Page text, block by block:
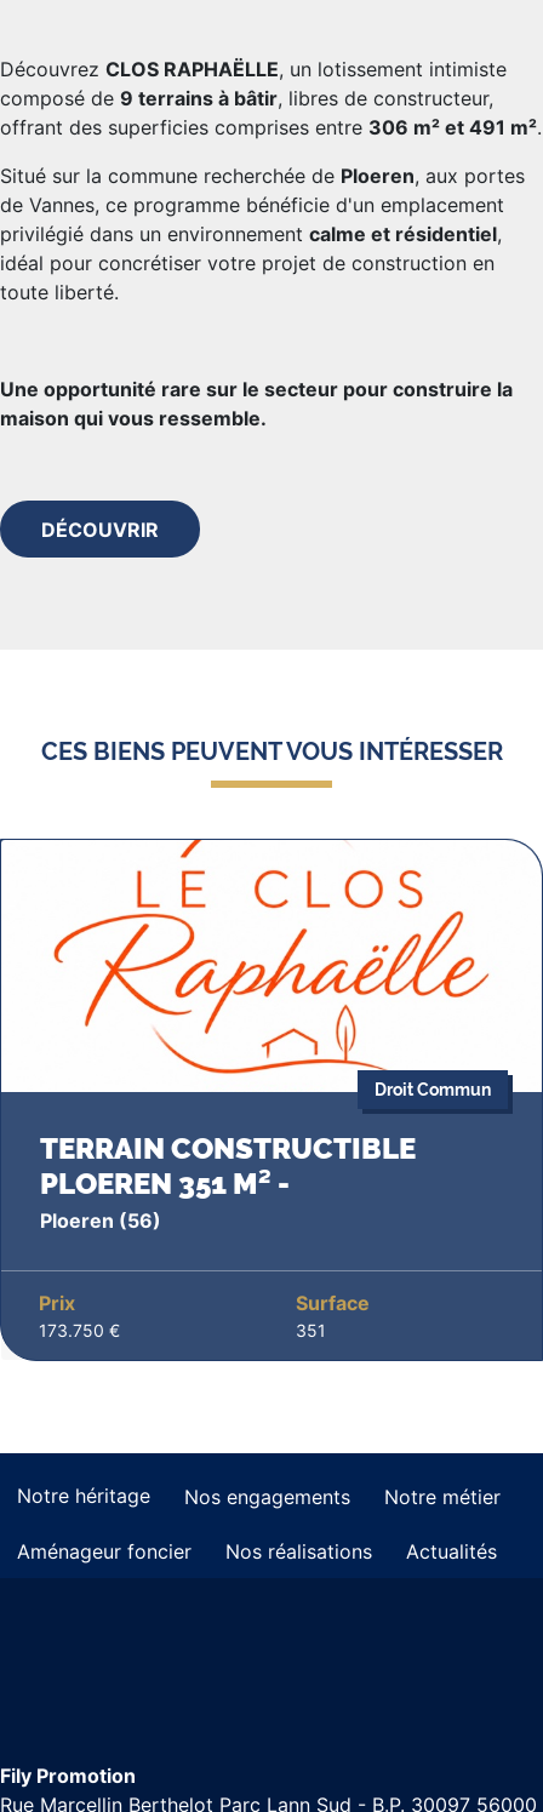
Découvrez CLOS RAPHAËLLE, un lotissement intimiste
composé de 9 terrains à bâtir, libres de constructeur,
offrant des superficies comprises entre 306 m² et 491 m².
Situé sur la commune recherchée de Ploeren, aux portes
de Vannes, ce programme bénéficie d'un emplacement
privilégié dans un environnement calme et résidentiel,
idéal pour concrétiser votre projet de construction en
toute liberté.
Une opportunité rare sur le secteur pour construire la
maison qui vous ressemble.
DÉCOUVRIR
CES BIENS PEUVENT VOUS INTÉRESSER
Droit Commun
TERRAIN CONSTRUCTIBLE
PLOEREN 351 M² -
Ploeren (56)
Prix
173.750 €
Surface
351
Notre héritage Nos engagements Notre métier
Aménageur foncier Nos réalisations Actualités
Fily Promotion
Rue Marcellin Berthelot Parc Lann Sud - B.P. 30097 56000